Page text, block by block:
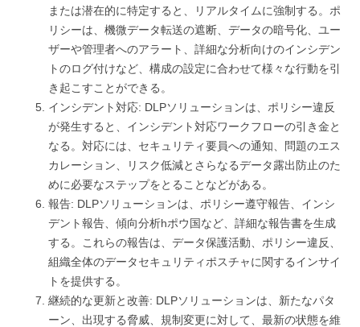
または潜在的に特定すると、リアルタイムに強制する。ポ
リシーは、機微データ転送の遮断、データの暗号化、ユー
ザーや管理者へのアラート、詳細な分析向けのインシデン
トのログ付けなど、構成の設定に合わせて様々な行動を引
き起こすことができる。
インシデント対応: DLPソリューションは、ポリシー違反
が発生すると、インシデント対応ワークフローの引き金と
なる。対応には、セキュリティ要員への通知、問題のエス
カレーション、リスク低減とさらなるデータ露出防止のた
めに必要なステップをとることなどがある。
報告: DLPソリューションは、ポリシー遵守報告、インシ
デント報告、傾向分析hポウ国など、詳細な報告書を生成
する。これらの報告は、データ保護活動、ポリシー違反、
組織全体のデータセキュリティポスチャに関するインサイ
トを提供する。
継続的な更新と改善: DLPソリューションは、新たなパタ
ーン、出現する脅威、規制変更に対して、最新の状態を維